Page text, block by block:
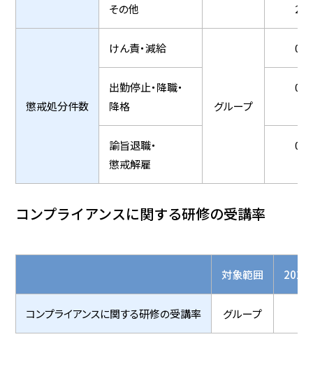
その他 2
懲戒処分件数
けん責・減給
グループ
0
出勤停止・降職・
降格
0
諭旨退職・
懲戒解雇
0
コンプライアンスに関する研修の受講率
対象範囲 2022
コンプライアンスに関する研修の受講率 グループ